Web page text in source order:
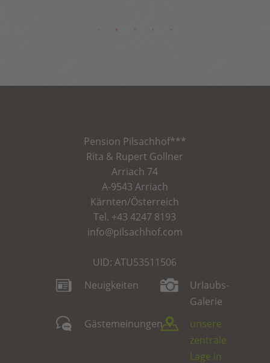
Pension Pilsachhof***
Rita & Rupert Gollner
Arriach 74
A-9543 Arriach
Kärnten/Österreich
Tel. +43 4247 8193
info@pilsachhof.com
UID: ATU53511506
Neuigkeiten
Urlaubs-
Galerie
Gästemeinungen
unsere
zentrale
Lage in